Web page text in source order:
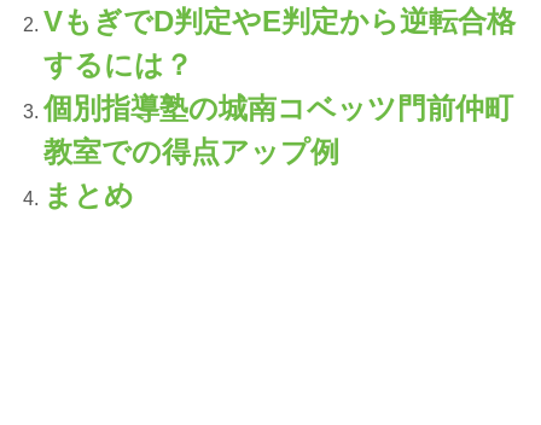
VもぎでD判定やE判定から逆転合格
するには？
個別指導塾の城南コベッツ門前仲町
教室での得点アップ例
まとめ